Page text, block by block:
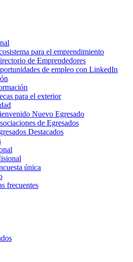
para el emprendimiento
de Emprendedores
de empleo con LinkedIn
para el exterior
Nuevo Egresado
de Egresados
Destacados
única
frecuentes
el emprendimiento
empleo con LinkedIn
Egresado
Egresados